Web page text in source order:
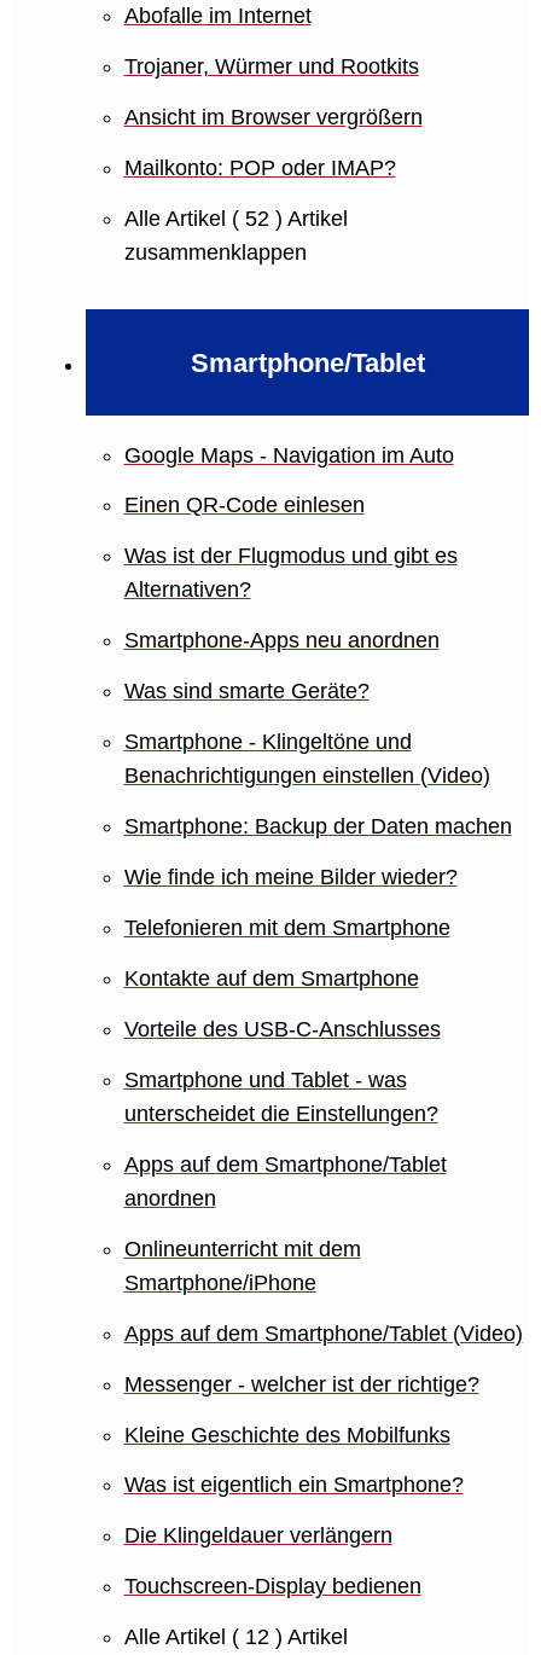
Abofalle im Internet
Trojaner, Würmer und Rootkits
Ansicht im Browser vergrößern
Mailkonto: POP oder IMAP?
Alle Artikel ( 52 ) Artikel
zusammenklappen
Smartphone/Tablet
Google Maps - Navigation im Auto
Einen QR-Code einlesen
Was ist der Flugmodus und gibt es
Alternativen?
Smartphone-Apps neu anordnen
Was sind smarte Geräte?
Smartphone - Klingeltöne und
Benachrichtigungen einstellen (Video)
Smartphone: Backup der Daten machen
Wie finde ich meine Bilder wieder?
Telefonieren mit dem Smartphone
Kontakte auf dem Smartphone
Vorteile des USB-C-Anschlusses
Smartphone und Tablet - was
unterscheidet die Einstellungen?
Apps auf dem Smartphone/Tablet
anordnen
Onlineunterricht mit dem
Smartphone/iPhone
Apps auf dem Smartphone/Tablet (Video)
Messenger - welcher ist der richtige?
Kleine Geschichte des Mobilfunks
Was ist eigentlich ein Smartphone?
Die Klingeldauer verlängern
Touchscreen-Display bedienen
Alle Artikel ( 12 ) Artikel